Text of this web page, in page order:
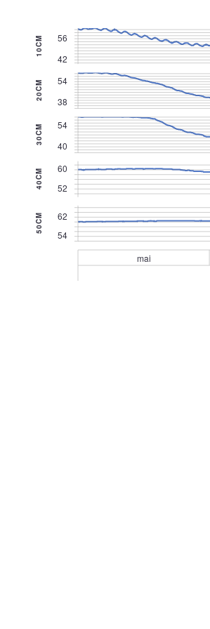
10CM
42
56
20CM
38
54
30CM
40
54
40CM 52
60
50CM
54
62
mai